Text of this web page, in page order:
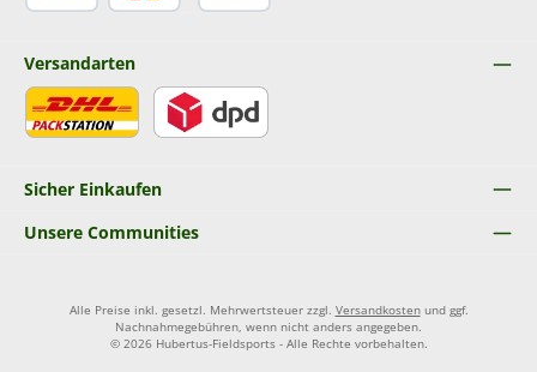
Sicher Einkaufen
Unsere Communities
Versandarten
Alle Preise inkl. gesetzl. Mehrwertsteuer zzgl. Versandkostenund ggf.
Nachnahmegebühren, wenn nicht anders angegeben.
© 2026 Hubertus-Fieldsports - Alle Rechte vorbehalten.